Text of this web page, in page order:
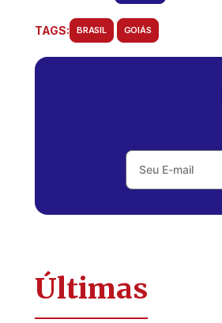
TAGS: BRASIL GOIÁS
Últimas